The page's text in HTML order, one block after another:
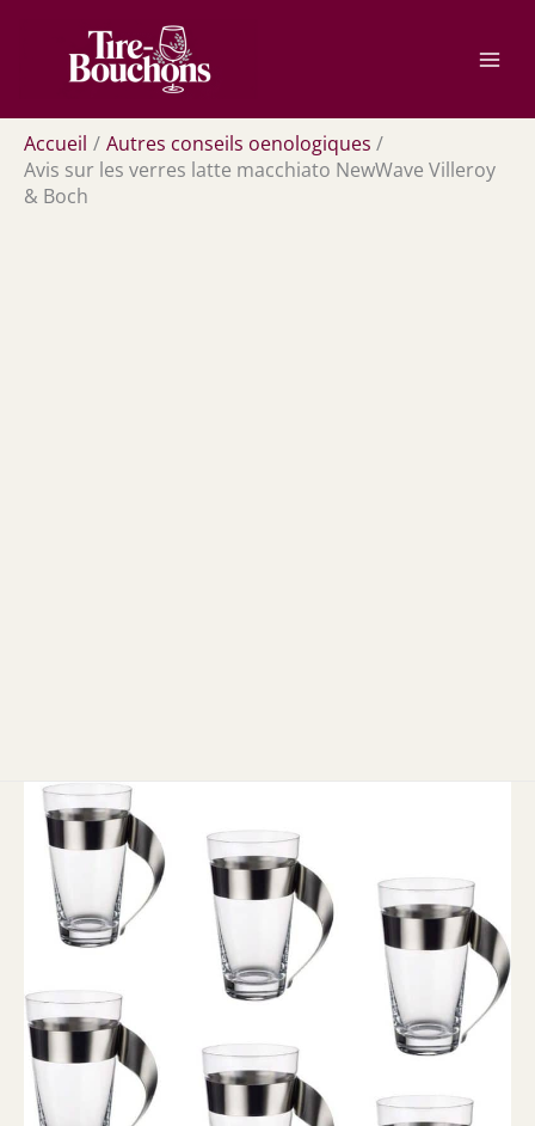
contenu
Accueil
Autres conseils oenologiques
Avis sur les verres latte macchiato NewWave Villeroy
& Boch